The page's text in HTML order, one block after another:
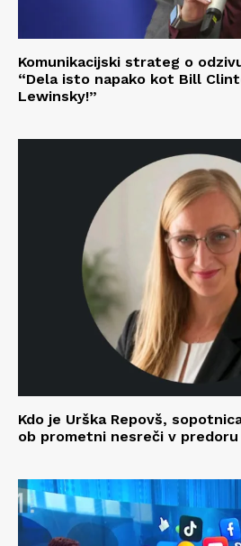
Komunikacijski strateg o
“Dela isto napako kot Bill
Lewinsky!”
Kdo je Urška Repovš,
ob prometni nesreči v predoru